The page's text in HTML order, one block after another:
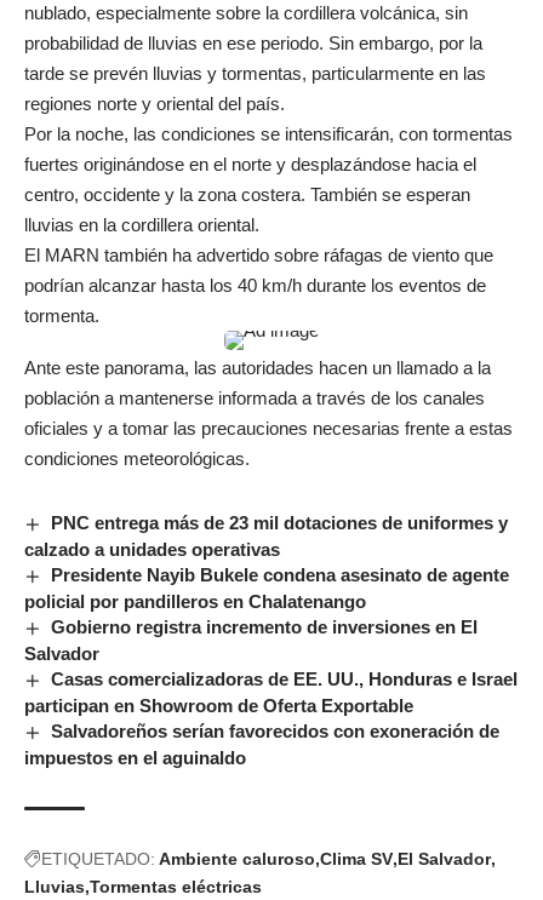
nublado, especialmente sobre la cordillera volcánica, sin
probabilidad de lluvias en ese periodo. Sin embargo, por la
tarde se prevén lluvias y tormentas, particularmente en las
regiones norte y oriental del país.
Por la noche, las condiciones se intensificarán, con tormentas
fuertes originándose en el norte y desplazándose hacia el
centro, occidente y la zona costera. También se esperan
lluvias en la cordillera oriental.
El MARN también ha advertido sobre ráfagas de viento que
podrían alcanzar hasta los 40 km/h durante los eventos de
tormenta.
Ante este panorama, las autoridades hacen un llamado a la
población a mantenerse informada a través de los canales
oficiales y a tomar las precauciones necesarias frente a estas
condiciones meteorológicas.
PNC entrega más de 23 mil dotaciones de uniformes y
calzado a unidades operativas
Presidente Nayib Bukele condena asesinato de agente
policial por pandilleros en Chalatenango
Gobierno registra incremento de inversiones en El
Salvador
Casas comercializadoras de EE. UU., Honduras e Israel
participan en Showroom de Oferta Exportable
Salvadoreños serían favorecidos con exoneración de
impuestos en el aguinaldo
ETIQUETADO: Ambiente caluroso Clima SV El Salvador
Lluvias Tormentas eléctricas